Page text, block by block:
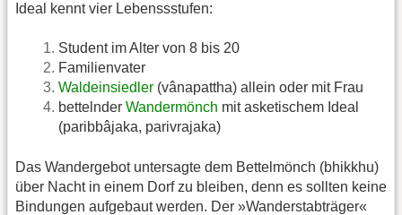
Ideal kennt vier Lebenssstufen:
Student im Alter von 8 bis 20
Familienvater
Waldeinsiedler (vânapattha) allein oder mit Frau
bettelnder Wandermönch mit asketischem Ideal
(paribbâjaka, parivrajaka)
Das Wandergebot untersagte dem Bettelmönch (bhikkhu)
über Nacht in einem Dorf zu bleiben, denn es sollten keine
Bindungen aufgebaut werden. Der »Wanderstabträger«